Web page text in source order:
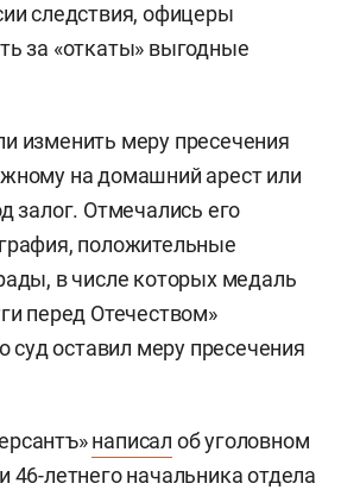
следствия, офицеры
за «откаты» выгодные
изменить меру пресечения
на домашний арест или
залог. Отмечались его
положительные
в числе которых медаль
перед Отечеством»
суд оставил меру пресечения
написал об уголовном
46-летнего начальника отдела